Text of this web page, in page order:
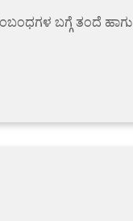
ಬಗ್ಗೆ ತಂದೆ ಹಾಗು